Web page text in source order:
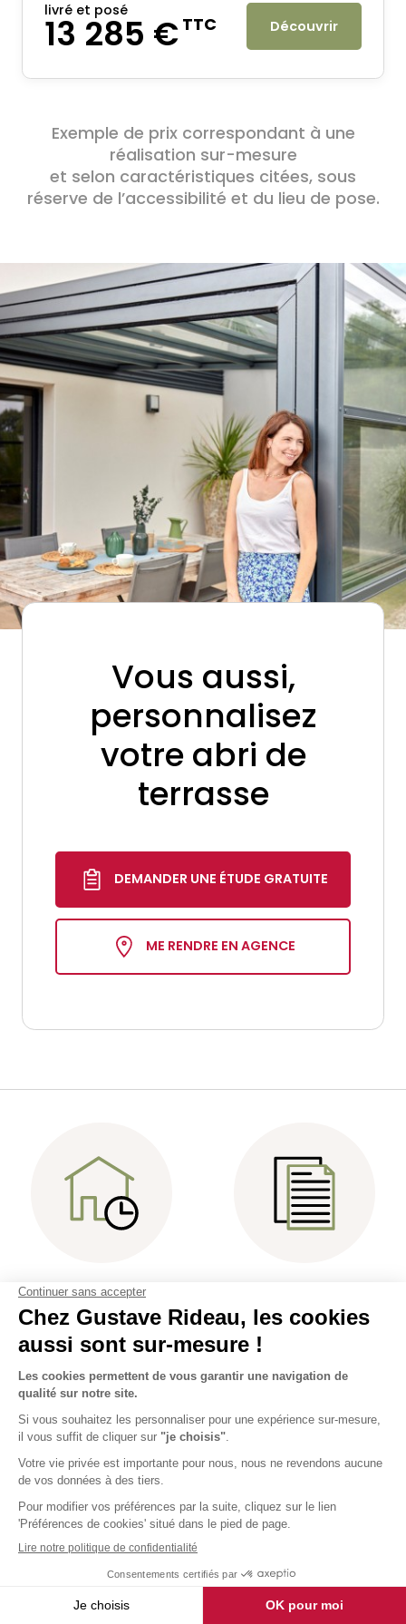
livré et posé
13 285 €TTC Découvrir
Exemple de prix correspondant à une
réalisation sur-mesure
et selon caractéristiques citées, sous
réserve de l’accessibilité et du lieu de pose.
Vous aussi,
personnalisez
votre abri de
terrasse
DEMANDER UNE ÉTUDE GRATUITE
ME RENDRE EN AGENCE
Rendez-vous
à domicile
3D gratuits
Prix tout inclus : livraison et